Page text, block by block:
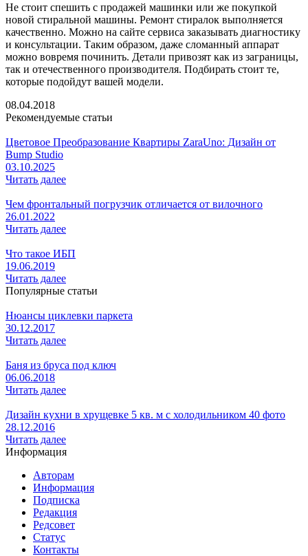
Не стоит спешить с продажей машинки или же покупкой
новой стиральной машины. Ремонт стиралок выполняется
качественно. Можно на сайте сервиса заказывать диагностику
и консультации. Таким образом, даже сломанный аппарат
можно вовремя починить. Детали привозят как из заграницы,
так и отечественного производителя. Подбирать стоит те,
которые подойдут вашей модели.
08.04.2018
Рекомендуемые статьи
Цветовое Преобразование Квартиры ZaraUno: Дизайн от
Bump Studio
03.10.2025
Читать далее
Чем фронтальный погрузчик отличается от вилочного
26.01.2022
Читать далее
Что такое ИБП
19.06.2019
Читать далее
Популярные статьи
Нюансы циклевки паркета
30.12.2017
Читать далее
Баня из бруса под ключ
06.06.2018
Читать далее
Дизайн кухни в хрущевке 5 кв. м с холодильником 40 фото
28.12.2016
Читать далее
Информация
Авторам
Информация
Подписка
Редакция
Редсовет
Статус
Контакты